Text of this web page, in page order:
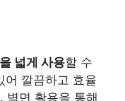
넓게 사용할 수
어 깔끔하고 효율
벽면 활용을 통해